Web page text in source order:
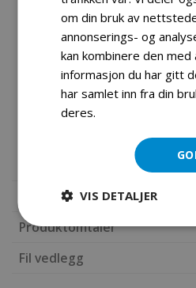
Material: Aluminium
-Lasteevne i kg pr bro : 350 kg/
-Lengde utfoldet 225 cm.
-Bredde mellom styrekantene 28
Mer informasjon
Produktomtaler
Fil vedlegg
om din bruk av
annonserings- og
kan kombinere den med
informasjon du har gitt
har samlet inn fra din
deres.
VIS DETALJER